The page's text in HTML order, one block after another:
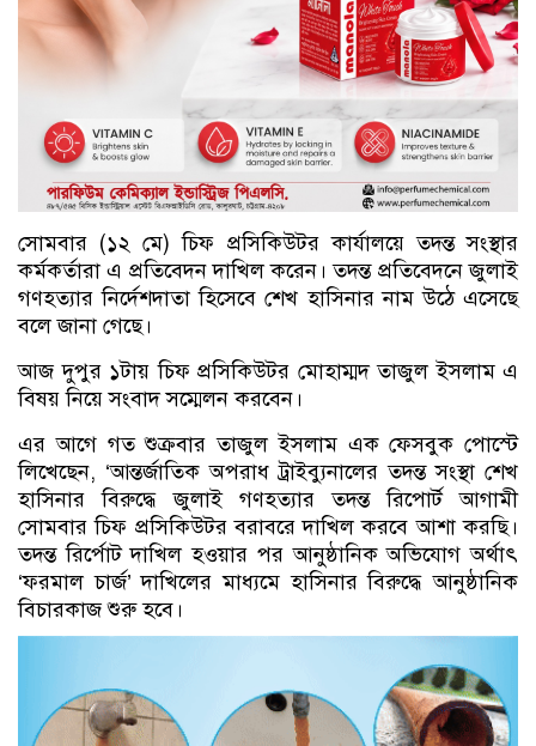
সোমবার (১২ মে) চিফ প্রসিকিউটর কার্যালয়ে তদন্ত সংস্থার
কর্মকর্তারা এ প্রতিবেদন দাখিল করেন। তদন্ত প্রতিবেদনে জুলাই
গণহত্যার নির্দেশদাতা হিসেবে শেখ হাসিনার নাম উঠে এসেছে
বলে জানা গেছে।
আজ দুপুর ১টায় চিফ প্রসিকিউটর মোহাম্মদ তাজুল ইসলাম এ
বিষয় নিয়ে সংবাদ সম্মেলন করবেন।
এর আগে গত শুক্রবার তাজুল ইসলাম এক ফেসবুক পোস্টে
লিখেছেন, ‘আন্তর্জাতিক অপরাধ ট্রাইব্যুনালের তদন্ত সংস্থা শেখ
হাসিনার বিরুদ্ধে জুলাই গণহত্যার তদন্ত রিপোর্ট আগামী
সোমবার চিফ প্রসিকিউটর বরাবরে দাখিল করবে আশা করছি।
তদন্ত রির্পোট দাখিল হওয়ার পর আনুষ্ঠানিক অভিযোগ অর্থাৎ
‘ফরমাল চার্জ’ দাখিলের মাধ্যমে হাসিনার বিরুদ্ধে আনুষ্ঠানিক
বিচারকাজ শুরু হবে।